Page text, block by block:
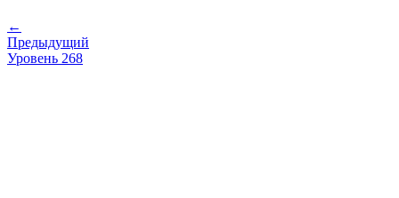
←
Предыдущий
Уровень 268